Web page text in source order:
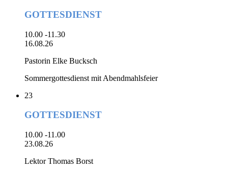
GOTTESDIENST
10.00 -11.30
16.08.26
Pastorin Elke Bucksch
Sommergottesdienst mit Abendmahlsfeier
23
GOTTESDIENST
10.00 -11.00
23.08.26
Lektor Thomas Borst